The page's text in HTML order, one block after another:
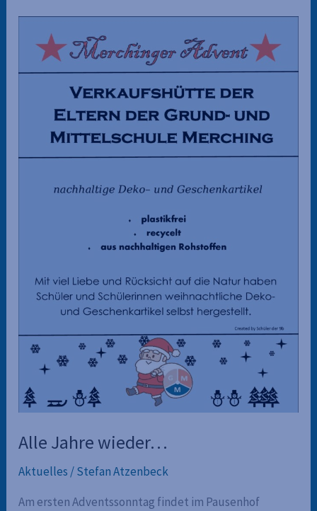
Alle Jahre wieder…
Aktuelles /Stefan Atzenbeck
Am ersten Adventssonntag findet im Pausenhof